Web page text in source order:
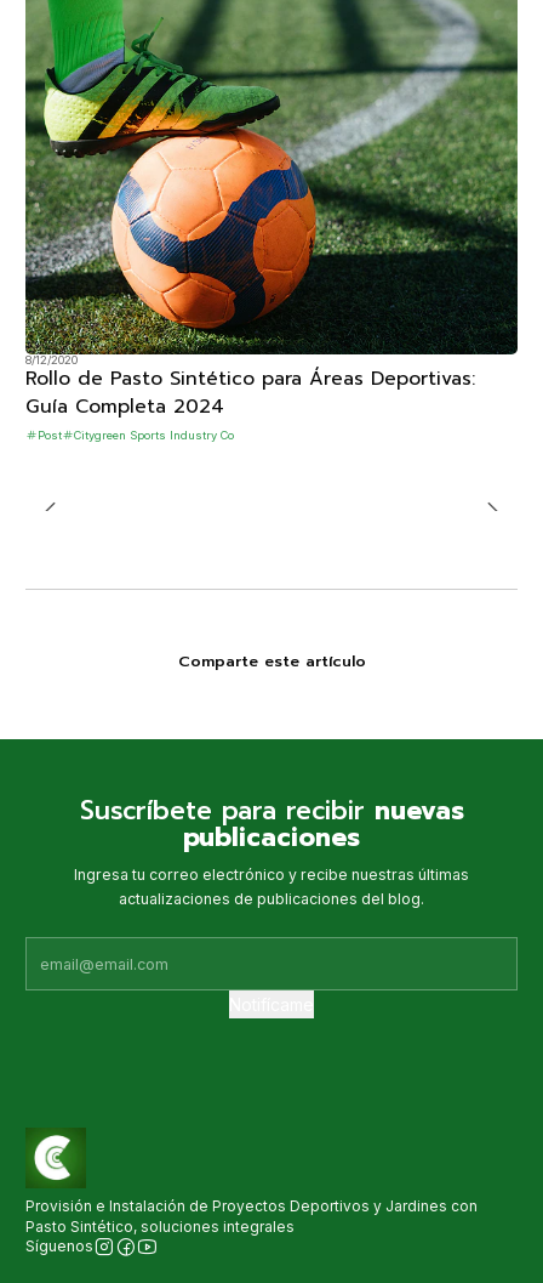
8/12/2020
Rollo de Pasto Sintético para Áreas Deportivas:
Guía Completa 2024
Post Citygreen Sports Industry Co
Comparte este artículo
Suscríbete para recibir nuevas
publicaciones
Ingresa tu correo electrónico y recibe nuestras últimas
actualizaciones de publicaciones del blog.
Provisión e Instalación de Proyectos Deportivos y Jardines con
Pasto Sintético, soluciones integrales
Síguenos